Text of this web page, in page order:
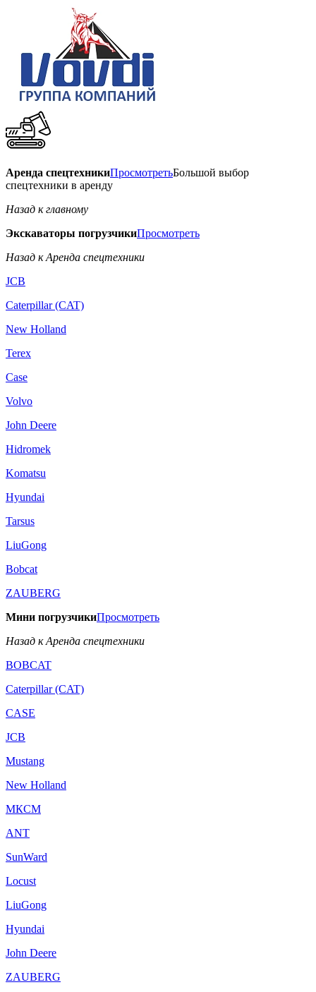
Аренда спецтехникиПросмотретьБольшой выбор
спецтехники в аренду
Назад к главному
Экскаваторы погрузчикиПросмотреть
Назад к Аренда спецтехники
JCB
Caterpillar (CAT)
New Holland
Terex
Case
Volvo
John Deere
Hidromek
Komatsu
Hyundai
Tarsus
LiuGong
Bobcat
ZAUBERG
Мини погрузчикиПросмотреть
Назад к Аренда спецтехники
BOBCAT
Caterpillar (CAT)
CASE
JCB
Mustang
New Holland
МКСМ
ANT
SunWard
Locust
LiuGong
Hyundai
John Deere
ZAUBERG